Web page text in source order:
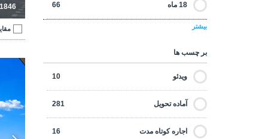
18 ماه 66
بیشتر
بر چسب ها
ویدئو 10
آماده تحویل 281
اجاره کوتاه مدت 16